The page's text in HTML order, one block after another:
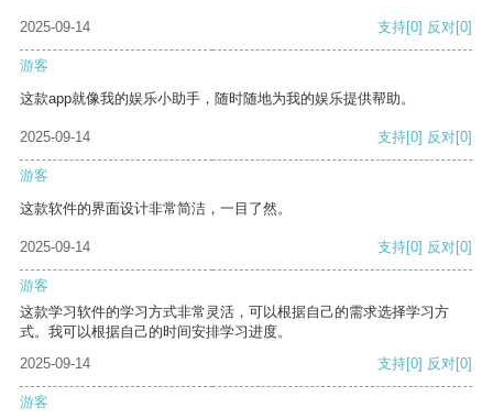
2025-09-14 支持[0] 反对[0]
游客
这款app就像我的娱乐小助手，随时随地为我的娱乐提供帮助。
2025-09-14 支持[0] 反对[0]
游客
这款软件的界面设计非常简洁，一目了然。
2025-09-14 支持[0] 反对[0]
游客
这款学习软件的学习方式非常灵活，可以根据自己的需求选择学习方
式。我可以根据自己的时间安排学习进度。
2025-09-14
支持[0] 反对[0]
游客